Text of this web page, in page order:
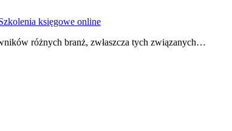
księgowe online
różnych branż, zwłaszcza tych związanych…